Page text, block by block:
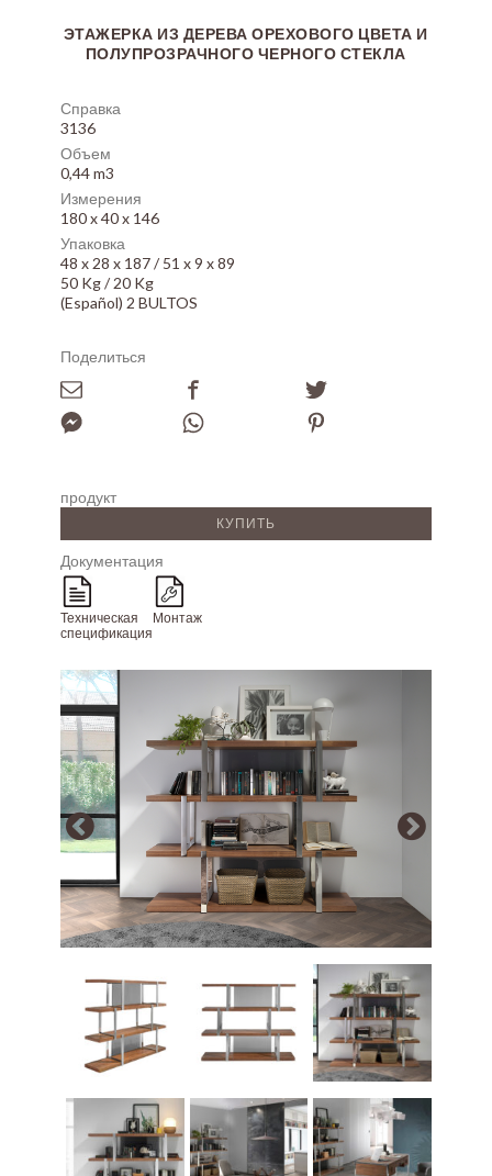
ЭТАЖЕРКА ИЗ ДЕРЕВА ОРЕХОВОГО ЦВЕТА И
ПОЛУПРОЗРАЧНОГО ЧЕРНОГО СТЕКЛА
Справка
3136
Объем
0,44 m3
Измерения
180 x 40 x 146
Упаковка
48 x 28 x 187 / 51 x 9 x 89
50 Kg / 20 Kg
(Español) 2 BULTOS
Поделиться
продукт
КУПИТЬ
Документация
Техническая
спецификация
Монтаж
Array